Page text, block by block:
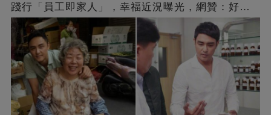
踐行「員工即家人」，幸福近況曝光，網贊：好老
闆的福報